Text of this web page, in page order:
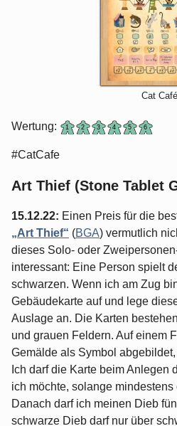
Cat Café
Wertung:
#CatCafe
Art Thief (Stone Tablet
15.12.22: Einen Preis für die
„Art Thief“ (BGA) vermutlich
dieses Solo- oder
interessant: Eine Person spielt
schwarzen. Wenn ich am Zug
Gebäudekarte auf und lege
Auslage an. Die Karten
und grauen Feldern. Auf einem
Gemälde als Symbol
Ich darf die Karte beim Anlegen
ich möchte, solange
Danach darf ich meinen Dieb
schwarze Dieb darf nur über